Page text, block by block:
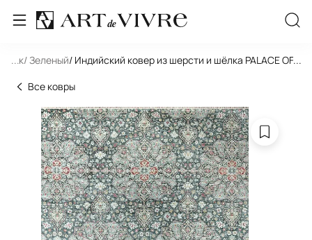
... / Зеленый/ Индийский ковер из шерсти и шёлка PALACE OF ...
Все ковры